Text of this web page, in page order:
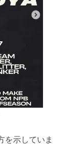
を示していま